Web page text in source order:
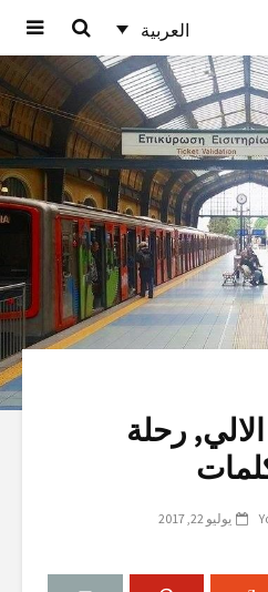
العربية
رحلة
يوليو 22, 2017